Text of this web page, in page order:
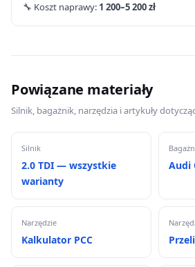
🔧 Koszt naprawy: 1 200–5 200 zł
Powiązane materiały
Silnik, bagażnik, narzędzia i artykuły
Silnik
2.0 TDI — wszystkie
warianty
Audi
Narzędzie
Kalkulator PCC